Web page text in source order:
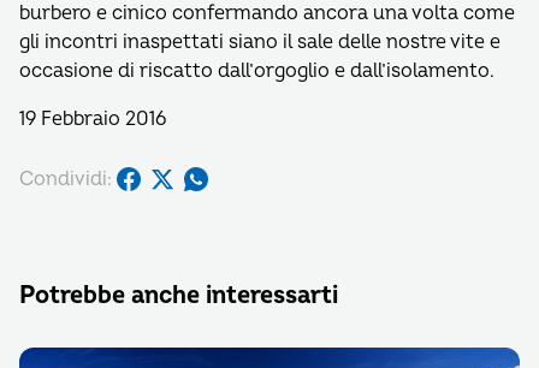
burbero e cinico confermando ancora una volta come
gli incontri inaspettati siano il sale delle nostre vite e
occasione di riscatto dall’orgoglio e dall’isolamento.
19 Febbraio 2016
Condividi:
Potrebbe anche interessarti